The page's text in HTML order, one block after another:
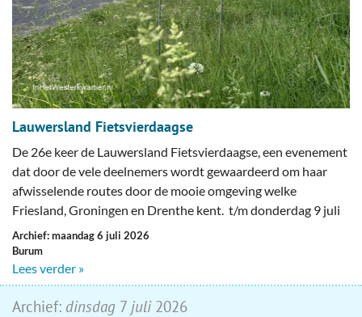
Lauwersland Fietsvierdaagse
De 26e keer de Lauwersland Fietsvierdaagse, een evenement
dat door de vele deelnemers wordt gewaardeerd om haar
afwisselende routes door de mooie omgeving welke
Friesland, Groningen en Drenthe kent. t/m donderdag 9 juli
Archief: maandag 6 juli 2026
Burum
Lees verder »
Archief: dinsdag 7 juli2026